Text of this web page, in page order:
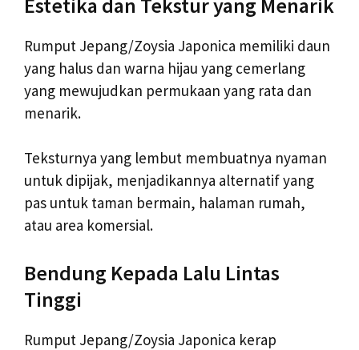
Rumput Jepang/Zoysia Japonica memiliki daun
yang halus dan warna hijau yang cemerlang
yang mewujudkan permukaan yang rata dan
menarik.
Teksturnya yang lembut membuatnya nyaman
untuk dipijak, menjadikannya alternatif yang
pas untuk taman bermain, halaman rumah,
atau area komersial.
Bendung Kepada Lalu Lintas
Tinggi
Rumput Jepang/Zoysia Japonica kerap